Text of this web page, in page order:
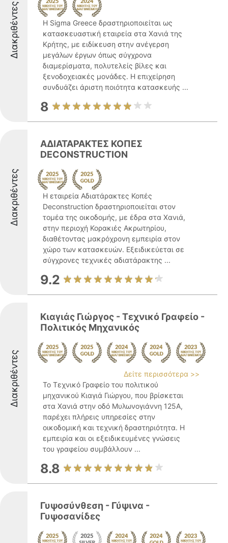
Διακριθέντες
Η Sigma Greece δραστηριοποιείται ως
κατασκευαστική εταιρεία στα Χανιά της
Κρήτης, με ειδίκευση στην ανέγερση
μεγάλων έργων όπως σύγχρονα
διαμερίσματα, πολυτελείς βίλες και
ξενοδοχειακές μονάδες. Η επιχείρηση
συνδυάζει άριστη ποιότητα κατασκευής ...
8
Διακριθέντες
ΑΔΙΑΤΑΡΑΚΤΕΣ ΚΟΠΕΣ
DECONSTRUCTION
Η εταιρεία Αδιατάρακτες Κοπές
Deconstruction δραστηριοποιείται στον
τομέα της οικοδομής, με έδρα στα Χανιά,
στην περιοχή Κορακιές Ακρωτηρίου,
διαθέτοντας μακρόχρονη εμπειρία στον
χώρο των κατασκευών. Εξειδικεύεται σε
σύγχρονες τεχνικές αδιατάρακτης ...
9.2
Διακριθέντες
Κιαγιάς Γιώργος - Τεχνικό Γραφείο -
Πολιτικός Μηχανικός
Δείτε περισσότερα >>
Το Τεχνικό Γραφείο του πολιτικού
μηχανικού Κιαγιά Γιώργου, που βρίσκεται
στα Χανιά στην οδό Μυλωνογιάννη 125Α,
παρέχει πλήρεις υπηρεσίες στην
οικοδομική και τεχνική δραστηριότητα. Η
εμπειρία και οι εξειδικευμένες γνώσεις
του γραφείου συμβάλλουν ...
8.8
Γυψοσύνθεση - Γύψινα -
Γυψοσανίδες